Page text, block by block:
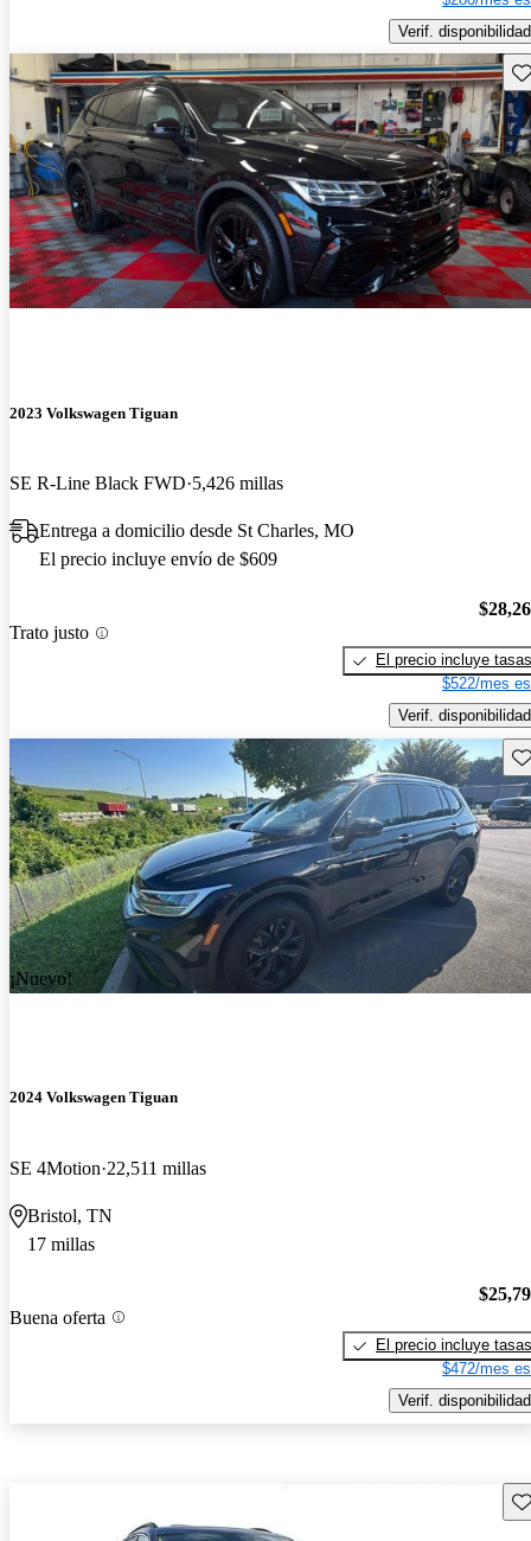
Verif. disponibilidad
2023 Volkswagen Tiguan
SE R-Line Black FWD 5,426 millas
Entrega a domicilio desde St Charles, MO
El precio incluye envío de $609
Trato justo
El precio incluye tasas
$522/mes
Verif. disponibilidad
¡Nuevo!
2024 Volkswagen Tiguan
SE 4Motion 22,511 millas
Bristol, TN
17 millas
Buena oferta
El precio incluye tasas
$472/mes
Verif. disponibilidad